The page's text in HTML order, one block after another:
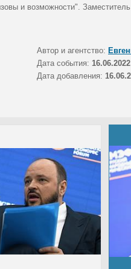
и возможности".
Автор и агентство:
Дата события: 16.06.2022
Дата добавления: